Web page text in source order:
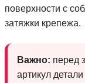
поверхности с
затяжки крепежа.
Важно: перед
артикул